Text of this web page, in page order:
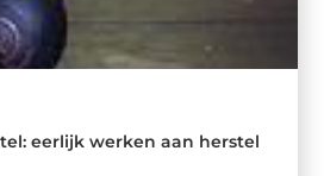
eerlijk werken aan herstel